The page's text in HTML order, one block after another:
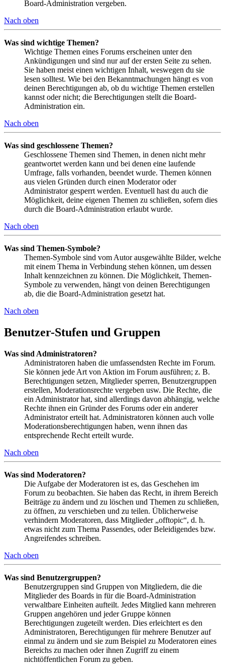
Board-Administration vergeben.
Nach oben
Was sind wichtige Themen?
Wichtige Themen eines Forums erscheinen unter den
Ankündigungen und sind nur auf der ersten Seite zu sehen.
Sie haben meist einen wichtigen Inhalt, weswegen du sie
lesen solltest. Wie bei den Bekanntmachungen hängt es von
deinen Berechtigungen ab, ob du wichtige Themen erstellen
kannst oder nicht; die Berechtigungen stellt die Board-
Administration ein.
Nach oben
Was sind geschlossene Themen?
Geschlossene Themen sind Themen, in denen nicht mehr
geantwortet werden kann und bei denen eine laufende
Umfrage, falls vorhanden, beendet wurde. Themen können
aus vielen Gründen durch einen Moderator oder
Administrator gesperrt werden. Eventuell hast du auch die
Möglichkeit, deine eigenen Themen zu schließen, sofern dies
durch die Board-Administration erlaubt wurde.
Nach oben
Was sind Themen-Symbole?
Themen-Symbole sind vom Autor ausgewählte Bilder, welche
mit einem Thema in Verbindung stehen können, um dessen
Inhalt kennzeichnen zu können. Die Möglichkeit, Themen-
Symbole zu verwenden, hängt von deinen Berechtigungen
ab, die die Board-Administration gesetzt hat.
Nach oben
Benutzer-Stufen und Gruppen
Was sind Administratoren?
Administratoren haben die umfassendsten Rechte im Forum.
Sie können jede Art von Aktion im Forum ausführen; z. B.
Berechtigungen setzen, Mitglieder sperren, Benutzergruppen
erstellen, Moderationsrechte vergeben usw. Die Rechte, die
ein Administrator hat, sind allerdings davon abhängig, welche
Rechte ihnen ein Gründer des Forums oder ein anderer
Administrator erteilt hat. Administratoren können auch volle
Moderationsberechtigungen haben, wenn ihnen das
entsprechende Recht erteilt wurde.
Nach oben
Was sind Moderatoren?
Die Aufgabe der Moderatoren ist es, das Geschehen im
Forum zu beobachten. Sie haben das Recht, in ihrem Bereich
Beiträge zu ändern und zu löschen und Themen zu schließen,
zu öffnen, zu verschieben und zu teilen. Üblicherweise
verhindern Moderatoren, dass Mitglieder „offtopic“, d. h.
etwas nicht zum Thema Passendes, oder Beleidigendes bzw.
Angreifendes schreiben.
Nach oben
Was sind Benutzergruppen?
Benutzergruppen sind Gruppen von Mitgliedern, die die
Mitglieder des Boards in für die Board-Administration
verwaltbare Einheiten aufteilt. Jedes Mitglied kann mehreren
Gruppen angehören und jeder Gruppe können
Berechtigungen zugeteilt werden. Dies erleichtert es den
Administratoren, Berechtigungen für mehrere Benutzer auf
einmal zu ändern und sie zum Beispiel zu Moderatoren eines
Bereichs zu machen oder ihnen Zugriff zu einem
nichtöffentlichen Forum zu geben.